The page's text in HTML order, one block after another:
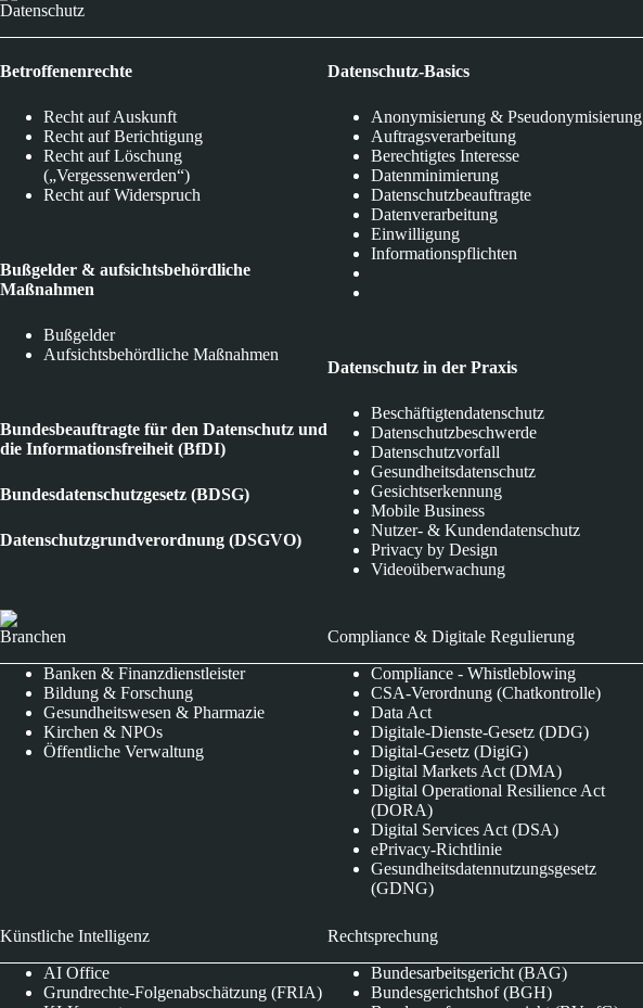
Datenschutz
Betroffenenrechte
Recht auf Auskunft
Recht auf Berichtigung
Recht auf Löschung
(„Vergessenwerden“)
Recht auf Widerspruch
Bußgelder & aufsichtsbehördliche
Maßnahmen
Bußgelder
Aufsichtsbehördliche Maßnahmen
Bundesbeauftragte für den Datenschutz und
die Informationsfreiheit (BfDI)
Bundesdatenschutzgesetz (BDSG)
Datenschutzgrundverordnung (DSGVO)
Datenschutz-Basics
Anonymisierung & Pseudonymisierung
Auftragsverarbeitung
Berechtigtes Interesse
Datenminimierung
Datenschutzbeauftragte
Datenverarbeitung
Einwilligung
Informationspflichten
Datenschutz in der Praxis
Beschäftigtendatenschutz
Datenschutzbeschwerde
Datenschutzvorfall
Gesundheitsdatenschutz
Gesichtserkennung
Mobile Business
Nutzer- & Kundendatenschutz
Privacy by Design
Videoüberwachung
Branchen
Banken & Finanzdienstleister
Bildung & Forschung
Gesundheitswesen & Pharmazie
Kirchen & NPOs
Öffentliche Verwaltung
Compliance & Digitale Regulierung
Compliance - Whistleblowing
CSA-Verordnung (Chatkontrolle)
Data Act
Digitale-Dienste-Gesetz (DDG)
Digital-Gesetz (DigiG)
Digital Markets Act (DMA)
Digital Operational Resilience Act
(DORA)
Digital Services Act (DSA)
ePrivacy-Richtlinie
Gesundheitsdatennutzungsgesetz
(GDNG)
Künstliche Intelligenz
AI Office
Grundrechte-Folgenabschätzung (FRIA)
Rechtsprechung
Bundesarbeitsgericht (BAG)
Bundesgerichtshof (BGH)